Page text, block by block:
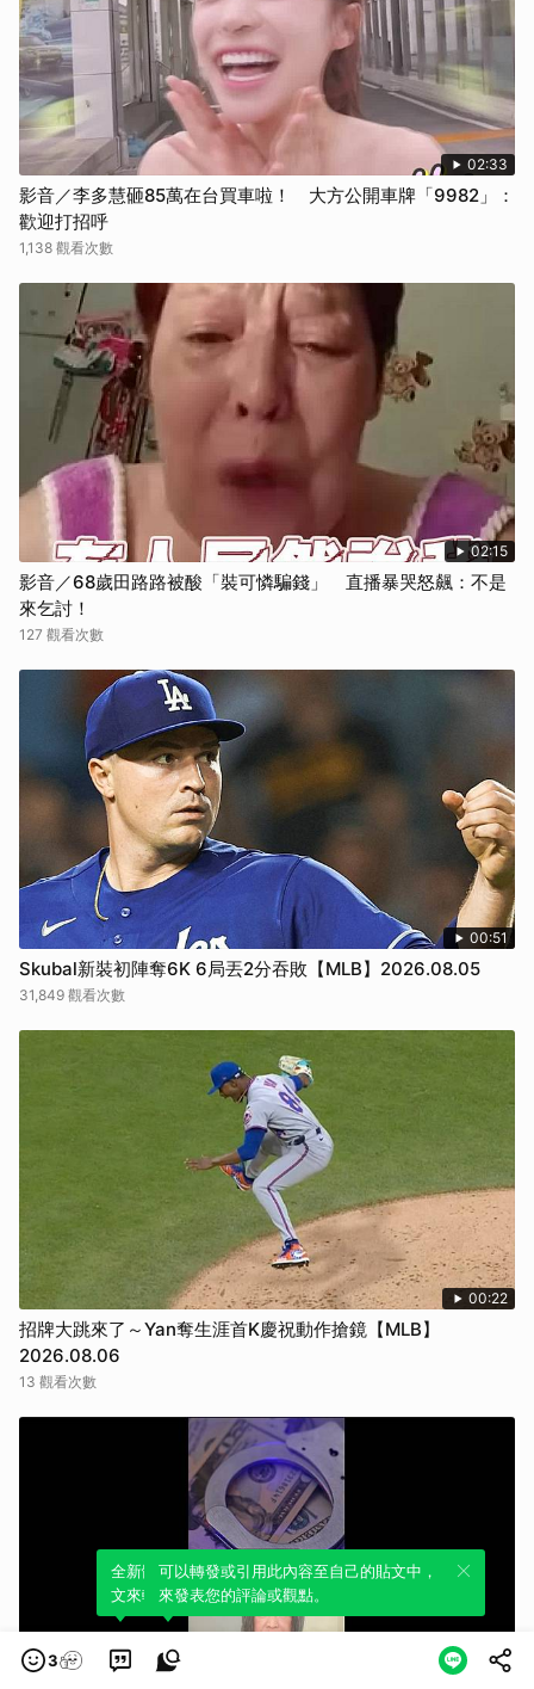
02:33
影音／李多慧砸85萬在台買車啦！ 大方公開車牌「9982」：
歡迎打招呼
1,138 觀看次數
02:15
影音／68歲田路路被酸「裝可憐騙錢」 直播暴哭怒飆：不是
來乞討！
127 觀看次數
00:51
Skubal新裝初陣奪6K 6局丟2分吞敗【MLB】2026.08.05
31,849 觀看次數
00:22
招牌大跳來了～Yan奪生涯首K慶祝動作搶鏡【MLB】
2026.08.06
13 觀看次數
3
全新體驗！一鍵引用此內容，透過發布貼
文來輕鬆表達個人立場。
可以轉發或引用此內容至自己的貼文中，
來發表您的評論或觀點。